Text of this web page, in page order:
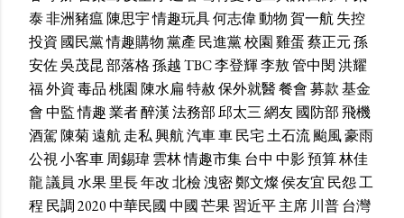
泰非洲豬瘟陳思宇情趣玩具何志偉動物賀一航失控
投資 國民黨情趣購物黨產 民進黨校園雞蛋蔡正元孫
安佐吳茂昆部落格孫越TBC李登輝李敖管中閔洪耀
福外資毒品桃園陳水扁特赦保外就醫餐會募款基金
會中監情趣業者醉漢法務部邱太三網友國防部飛機
酒駕陳菊遠航走私興航汽車車民宅土石流颱風豪雨
公視小客車周錫瑋雲林情趣市集台中 中影預算林佳
龍議員 水果里長年改北檢洩密鄭文燦侯友宜 民怨工
程 民調2020中華民國中國芒果習近平主席 川普台灣